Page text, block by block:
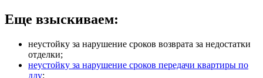
Еще взыскиваем:
неустойку за нарушение сроков возврата за недостатки
отделки;
неустойку за нарушение сроков передачи квартиры по
дду;